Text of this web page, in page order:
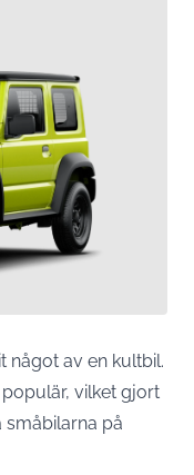
något av en kultbil.
vilket gjort
småbilarna på